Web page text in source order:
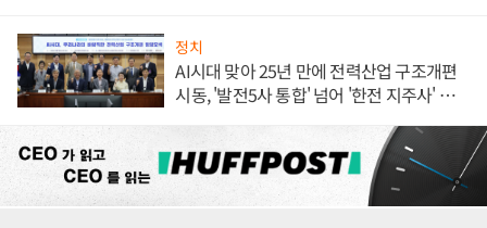
정치
AI시대 맞아 25년 만에 전력산업 구조개편
시동, '발전5사 통합' 넘어 '한전 지주사' 재편